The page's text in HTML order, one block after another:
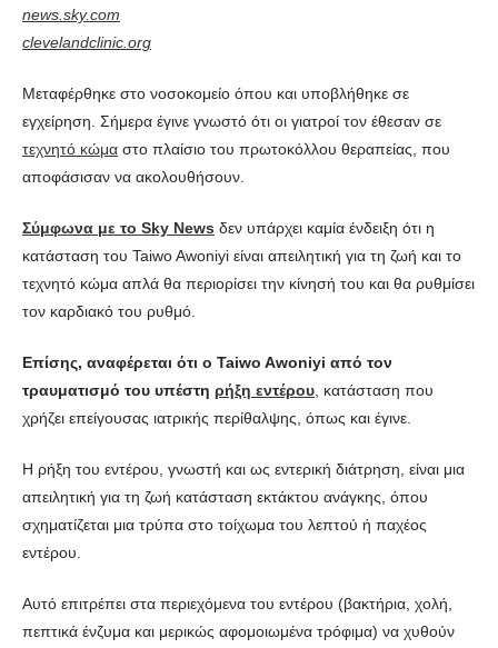
news.sky.com
clevelandclinic.org
Μεταφέρθηκε στο νοσοκομείο όπου και υποβλήθηκε σε
εγχείρηση. Σήμερα έγινε γνωστό ότι οι γιατροί τον έθεσαν σε
τεχνητό κώμα στο πλαίσιο του πρωτοκόλλου θεραπείας, που
αποφάσισαν να ακολουθήσουν.
Σύμφωνα με το Sky News δεν υπάρχει καμία ένδειξη ότι η
κατάσταση του Taiwo Awoniyi είναι απειλητική για τη ζωή και το
τεχνητό κώμα απλά θα περιορίσει την κίνησή του και θα ρυθμίσει
τον καρδιακό του ρυθμό.
Επίσης, αναφέρεται ότι ο Taiwo Awoniyi από τον
τραυματισμό του υπέστη ρήξη εντέρου , κατάσταση που
χρήζει επείγουσας ιατρικής περίθαλψης, όπως και έγινε.
Η ρήξη του εντέρου, γνωστή και ως εντερική διάτρηση, είναι μια
απειλητική για τη ζωή κατάσταση εκτάκτου ανάγκης, όπου
σχηματίζεται μια τρύπα στο τοίχωμα του λεπτού ή παχέος
εντέρου.
Αυτό επιτρέπει στα περιεχόμενα του εντέρου (βακτήρια, χολή,
πεπτικά ένζυμα και μερικώς αφομοιωμένα τρόφιμα) να χυθούν